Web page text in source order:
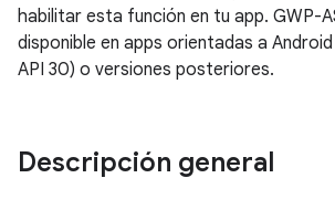
habilitar esta función en tu app. GWP-
disponible en apps orientadas a Android
API 30) o versiones posteriores.
Descripción general